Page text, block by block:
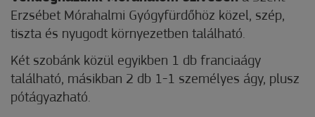
Erzsébet Mórahalmi Gyógyfürdőhöz közel, szép,
tiszta és nyugodt környezetben található.
Két szobánk közül egyikben 1 db franciaágy
található, másikban 2 db 1-1 személyes ágy, plusz
pótágyazható.